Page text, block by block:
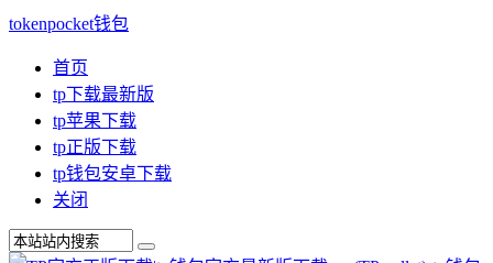
tokenpocket钱包
首页
tp下载最新版
tp苹果下载
tp正版下载
tp钱包安卓下载
关闭